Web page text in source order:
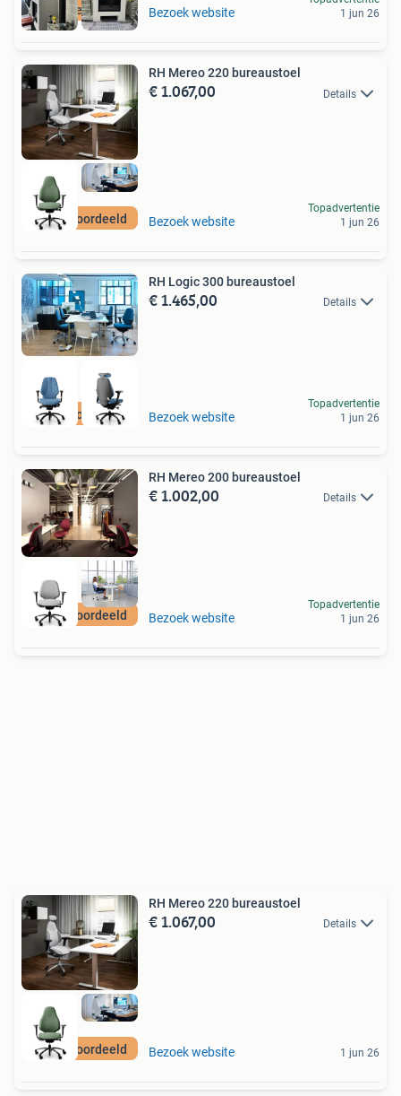
Gratis Verzending Bezoek website
1 jun 26
Best beoordeeld
RH Mereo 220 bureaustoel
€ 1.067,00 Details
Bezoek website
Topadvertentie
1 jun 26
Best beoordeeld
RH Logic 300 bureaustoel
€ 1.465,00 Details
Bezoek website
Topadvertentie
1 jun 26
Best beoordeeld
RH Mereo 200 bureaustoel
€ 1.002,00 Details
Bezoek website
Topadvertentie
1 jun 26
Best beoordeeld
RH Mereo 220 bureaustoel
€ 1.067,00 Details
Bezoek website 1 jun 26